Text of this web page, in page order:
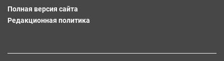
Полная версия сайта
Редакционная политика